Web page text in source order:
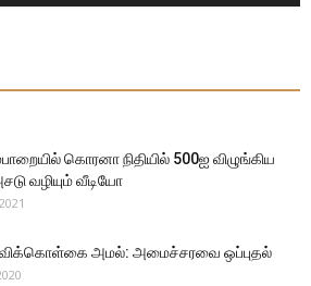
கொரனா நிதியில் 500ஐ விழுங்கிய
வழியும் வீடியோ
அமல்: அமைச்சரவை ஒப்புதல்